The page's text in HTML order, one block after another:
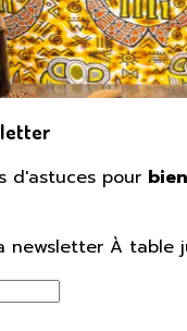
d'astuces pour
newsletter À table